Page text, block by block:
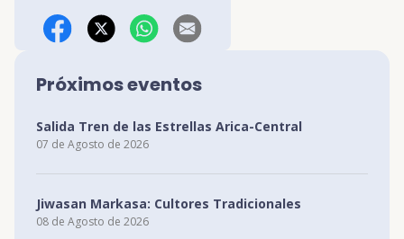
Próximos eventos
Salida Tren de las Estrellas Arica-Central
07 de Agosto de 2026
Jiwasan Markasa: Cultores Tradicionales
08 de Agosto de 2026